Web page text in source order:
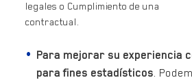
legales o Cumplimiento de
contractual.
Para mejorar su experiencia
para fines estadísticos.